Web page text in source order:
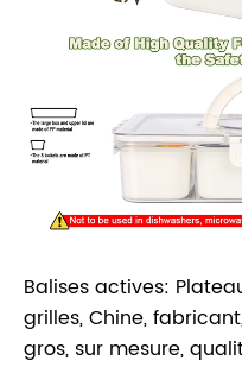
Balises actives:
grilles, Chine,
gros, sur mesure,